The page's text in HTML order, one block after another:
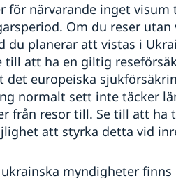
för närvarande inget
Om du reser
du planerar att vistas i
till att ha en giltig
det europeiska
normalt sett inte täcker
från resor till. Se till att
att styrka detta vid
myndigheter